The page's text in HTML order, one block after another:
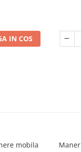
IN COS
mobila